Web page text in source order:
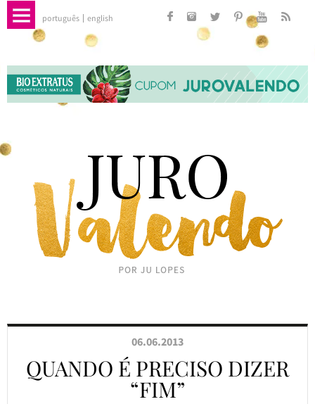
português english
06.06.2013
QUANDO É PRECISO DIZER
“FIM”